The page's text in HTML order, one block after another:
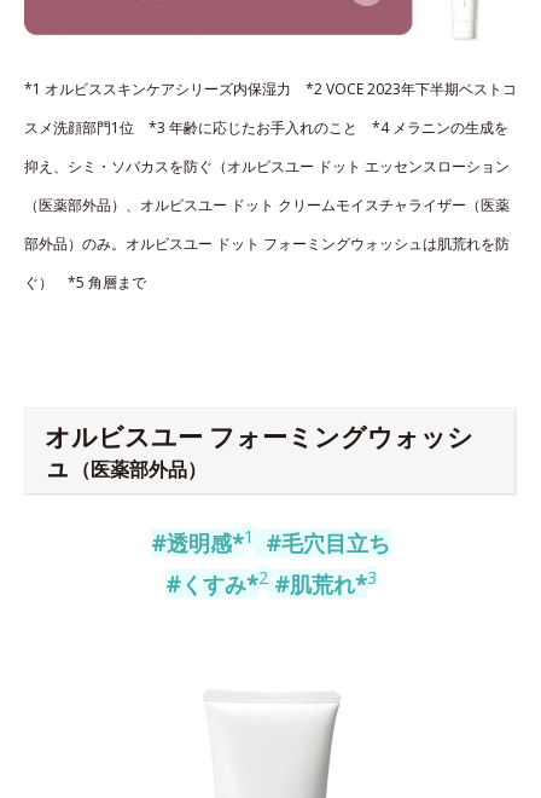
*1 オルビススキンケアシリーズ内保湿力 *2 VOCE 2023年下半期ベストコ
スメ洗顔部門1位 *3 年齢に応じたお手入れのこと *4 メラニンの生成を
抑え、シミ・ソバカスを防ぐ（オルビスユー ドット エッセンスローション
（医薬部外品）、オルビスユー ドット クリームモイスチャライザー（医薬
部外品）のみ。オルビスユー ドット フォーミングウォッシュは肌荒れを防
ぐ） *5 角層まで
オルビスユー フォーミングウォッシ
ュ （医薬部外品）
#透明感*1
#毛穴目立ち
#くすみ*2 #肌荒れ*3